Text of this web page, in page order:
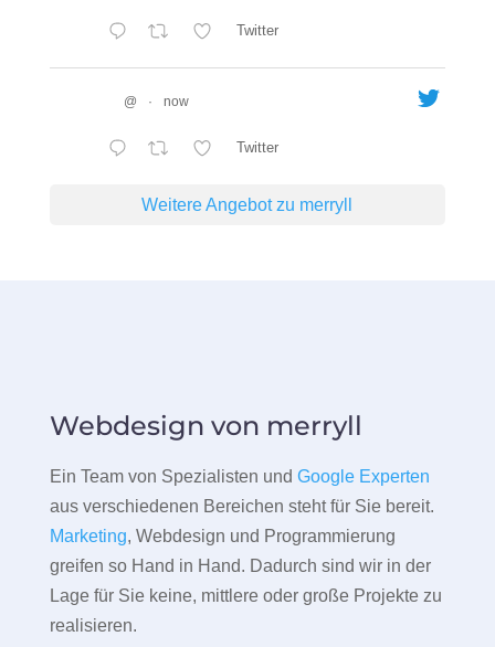
Twitter
@ · now
Twitter
Weitere Angebot zu merryll
Webdesign von merryll
Ein Team von Spezialisten und Google Experten
aus verschiedenen Bereichen steht für Sie bereit.
Marketing, Webdesign und Programmierung
greifen so Hand in Hand. Dadurch sind wir in der
Lage für Sie keine, mittlere oder große Projekte zu
realisieren.